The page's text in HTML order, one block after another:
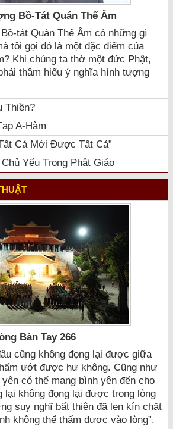
Bồ-Tát Quán Thế Âm
tát Quán Thế Âm có những gì
tôi gọi đó là một đặc điểm của
Khi chúng ta thờ một đức Phật,
thâm hiểu ý nghĩa hình tượng
Thiền?
A-Hàm
Cả Mới Được Tất Cả”
Yếu Trong Phật Giáo
Bàn Tay 266
cũng không đọng lại được giữa
ướt được hư không. Cũng như
có thể mang bình yên đến cho
lại không đọng lại được trong lòng
suy nghĩ bất thiện đã len kín chặt
không thể thấm được vào lòng”.